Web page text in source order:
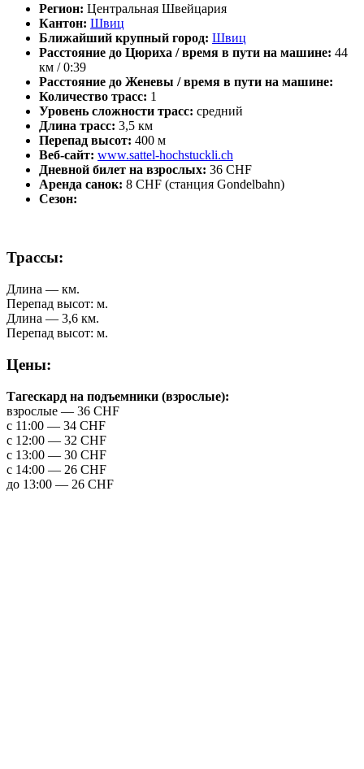
Регион: Центральная Швейцария
Кантон: Швиц
Ближайший крупный город: Швиц
Расстояние до Цюриха / время в пути на машине: 44
км / 0:39
Расстояние до Женевы / время в пути на машине:
Количество трасс: 1
Уровень сложности трасс: средний
Длина трасс: 3,5 км
Перепад высот: 400 м
Веб-сайт: www.sattel-hochstuckli.ch
Дневной билет на взрослых: 36 CHF
Аренда санок: 8 CHF (станция Gondelbahn)
Сезон:
Трассы:
Длина — км.
Перепад высот: м.
Длина — 3,6 км.
Перепад высот: м.
Цены:
Тагескард на подъемники (взрослые):
взрослые — 36 CHF
с 11:00 — 34 CHF
с 12:00 — 32 CHF
с 13:00 — 30 CHF
с 14:00 — 26 CHF
до 13:00 — 26 CHF